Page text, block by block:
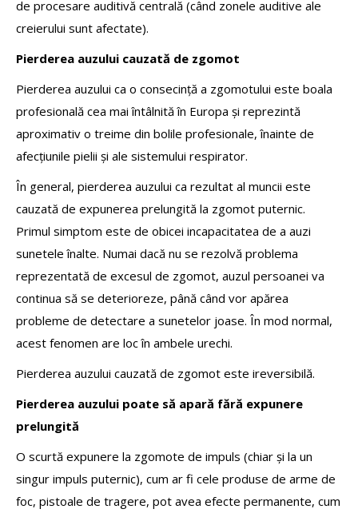
de procesare auditivă centrală (când zonele auditive ale
creierului sunt afectate).
Pierderea auzului cauzată de zgomot
Pierderea auzului ca o consecință a zgomotului este boala
profesională cea mai întâlnită în Europa și reprezintă
aproximativ o treime din bolile profesionale, înainte de
afecțiunile pielii și ale sistemului respirator.
În general, pierderea auzului ca rezultat al muncii este
cauzată de expunerea prelungită la zgomot puternic.
Primul simptom este de obicei incapacitatea de a auzi
sunetele înalte. Numai dacă nu se rezolvă problema
reprezentată de excesul de zgomot, auzul persoanei va
continua să se deterioreze, până când vor apărea
probleme de detectare a sunetelor joase. În mod normal,
acest fenomen are loc în ambele urechi.
Pierderea auzului cauzată de zgomot este ireversibilă.
Pierderea auzului poate să apară fără expunere
prelungită
O scurtă expunere la zgomote de impuls (chiar și la un
singur impuls puternic), cum ar fi cele produse de arme de
foc, pistoale de tragere, pot avea efecte permanente, cum